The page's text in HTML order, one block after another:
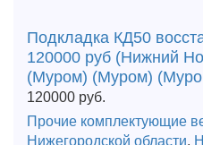
Подкладка КД50
120000 руб (Нижний
(Муром) (Муром) (Муро
120000 руб.
Прочие комплектующие
Нижегородской области,